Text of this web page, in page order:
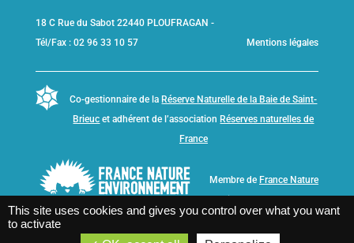
18 C Rue du Sabot 22440 PLOUFRAGAN -
Tél/Fax : 02 96 33 10 57
Mentions légales
Co-gestionnaire de la Réserve Naturelle de la Baie de Saint-
Brieuc et adhérent de l’association Réserves naturelles de
France
Membre de France Nature
This site uses cookies and gives you control over what you want
to activate